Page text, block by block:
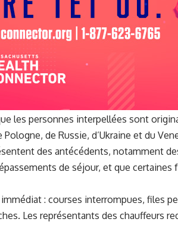
les personnes interpellées sont
de Russie, d’Ukraine et du
des antécédents, notamment
de séjour, et que certaines
: courses interrompues, files
Les représentants des chauffeurs